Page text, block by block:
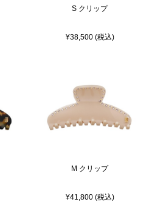
S クリップ
¥38,500 (税込)
M クリップ
¥41,800 (税込)